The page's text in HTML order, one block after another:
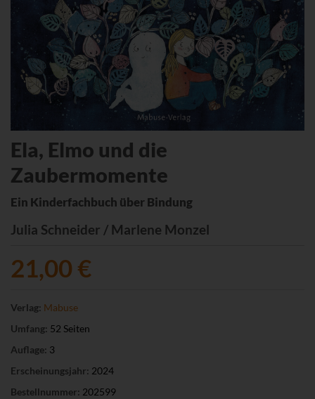
Ela, Elmo und die
Zaubermomente
Ein Kinderfachbuch über Bindung
Julia Schneider / Marlene Monzel
21,00 €
Verlag: Mabuse
Umfang: 52 Seiten
Auflage: 3
Erscheinungsjahr: 2024
Bestellnummer: 202599